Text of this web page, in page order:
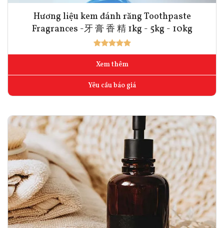
Hương liệu kem đánh răng Toothpaste
Fragrances -牙 膏 香 精 1kg - 5kg - 10kg
Xem thêm
Yêu cầu báo giá